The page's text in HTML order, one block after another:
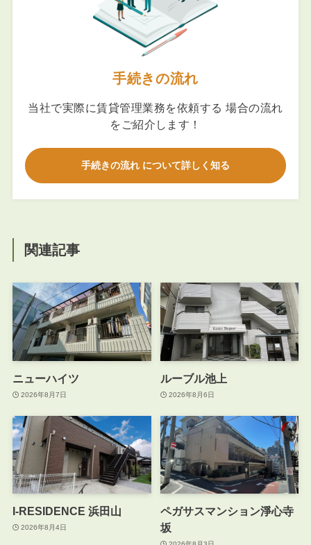
手続きの流れ
当社で実際に賃貸管理業務を依頼する 場合の流れ
をご紹介します！
手続きの流れ について詳しく知る
関連記事
ニューハイツ
2026年8月7日
ルーブル池上
2026年8月6日
I-RESIDENCE 浜田山
2026年8月4日
ペガサスマンション淨心寺
坂